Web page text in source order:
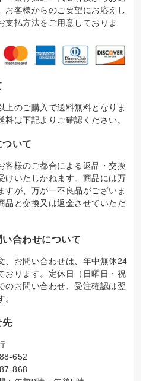
お客様からのご要望にお応えし
支払方法をご用意しておりま
上のご購入で送料無料となりま
料は下記よりご確認ください。
いて
客様のご都合による返品・交換
けいたしかねます。商品には万
すが、万が一不良品がございま
品と交換又は返金させていただ
合わせについて
、お問い合わせは、年中無休24
おります。定休日（日曜日・祝
のお問い合わせ、受注確認は翌
先
652
868